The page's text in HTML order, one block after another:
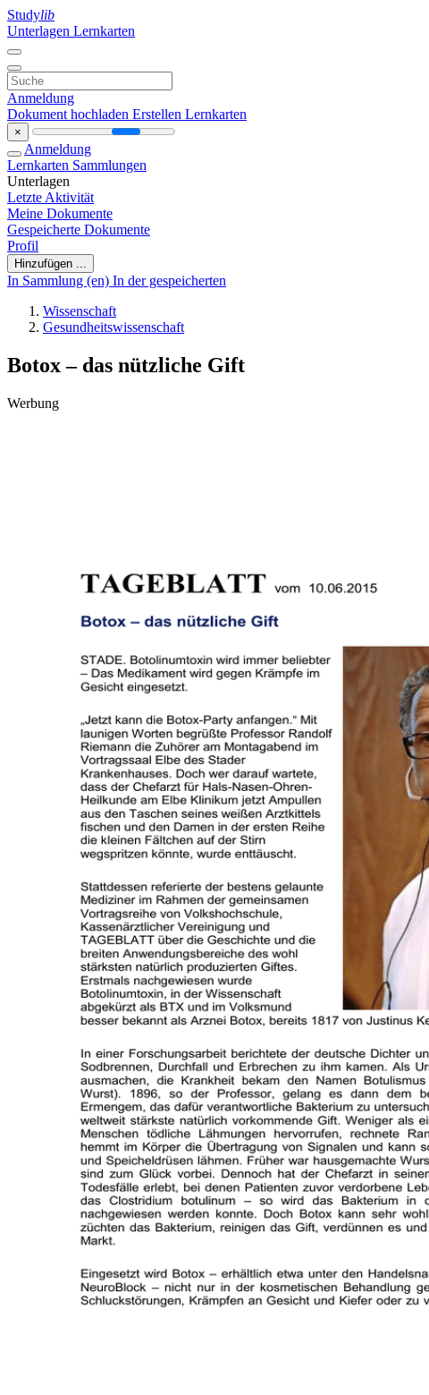
Studylib
Unterlagen Lernkarten
Anmeldung
Dokument hochladen Erstellen Lernkarten
×
Anmeldung
Lernkarten Sammlungen
Unterlagen
Letzte Aktivität
Meine Dokumente
Gespeicherte Dokumente
Profil
Hinzufügen ...
In Sammlung (en) In der gespeicherten
Wissenschaft
Gesundheitswissenschaft
Botox – das nützliche Gift
Werbung